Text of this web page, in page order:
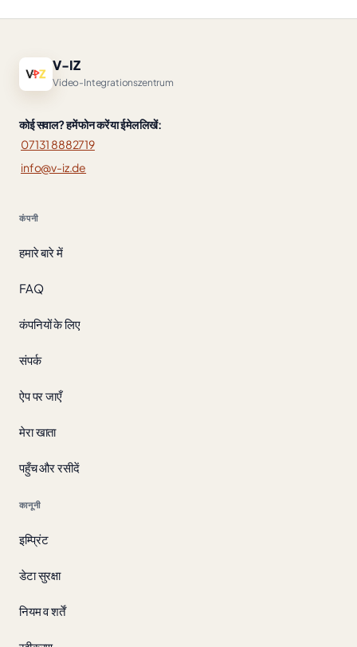
V-IZ
Video-Integrationszentrum
कोई सवाल? हमें फोन करें या ईमेल लिखें:
07131 8882719
info@v-iz.de
कंपनी
हमारे बारे में
FAQ
कंपनियों के लिए
संपर्क
ऐप पर जाएँ
मेरा खाता
पहुँच और रसीदें
कानूनी
इम्प्रिंट
डेटा सुरक्षा
नियम व शर्तें